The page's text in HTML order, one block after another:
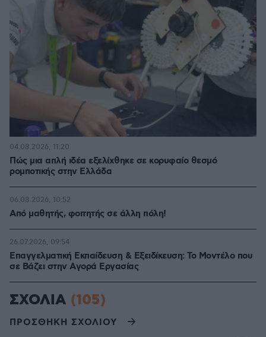
Πώς μια απλή ιδέα εξελίχθηκε σε κορυφαίο θεσμό
ρομποτικής στην Ελλάδα
04.08.2026, 11:20
Από μαθητής, φοιτητής σε άλλη πόλη!
06.08.2026, 10:52
Επαγγελματική Εκπαίδευση & Εξειδίκευση: Το Mοντέλο που
σε Bάζει στην Aγορά Eργασίας
26.07.2026, 09:54
ΣΧΟΛΙΑ (105)
ΠΡΟΣΘΗΚΗ ΣΧΟΛΙΟΥ